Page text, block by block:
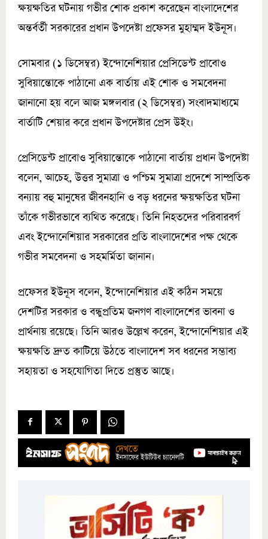
ক্ষয়ক্ষতির ঘটনায় গভীর শোক প্রকাশ করেছেন বাংলাদেশের
অন্তর্বর্তী সরকারের প্রধান উপদেষ্টা প্রফেসর মুহাম্মদ ইউনূস।
সোমবার (১ ডিসেম্বর) ইন্দোনেশিয়ার প্রেসিডেন্ট প্রাবোও
সুবিয়ান্তোকে পাঠানো এক বার্তায় এই শোক ও সমবেদনা
জানানো হয় বলে আজ মঙ্গলবার (২ ডিসেম্বর) সংবাদমাধ্যমে
বার্তাটি শেয়ার করে প্রধান উপদেষ্টার প্রেস উইং।
প্রেসিডেন্ট প্রাবোও সুবিয়ান্তোকে পাঠানো বার্তায় প্রধান উপদেষ্টা
বলেন, আচেহ, উত্তর সুমাত্রা ও পশ্চিম সুমাত্রা প্রদেশে সাম্প্রতিক
বন্যায় বহু মানুষের জীবনহানি ও বড় ধরনের ক্ষয়ক্ষতির ঘটনা
তাঁকে গভীরভাবে ব্যথিত করেছে। তিনি নিহতদের পরিবারবর্গ
এবং ইন্দোনেশিয়ার সরকারের প্রতি বাংলাদেশের পক্ষ থেকে
গভীর সমবেদনা ও সহমর্মিতা জানান।
প্রফেসর ইউনূস বলেন, ইন্দোনেশিয়ার এই কঠিন সময়ে
দেশটির সরকার ও বন্ধুপ্রতিম জনগণ বাংলাদেশের ভাবনা ও
প্রার্থনায় রয়েছে। তিনি আরও উল্লেখ করেন, ইন্দোনেশিয়ার এই
ক্ষয়ক্ষতি দ্রুত কাটিয়ে উঠতে বাংলাদেশ সব ধরনের সম্ভাব্য
সহায়তা ও সহযোগিতা দিতে প্রস্তুত আছে।